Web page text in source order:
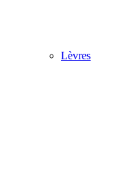
Lèvres